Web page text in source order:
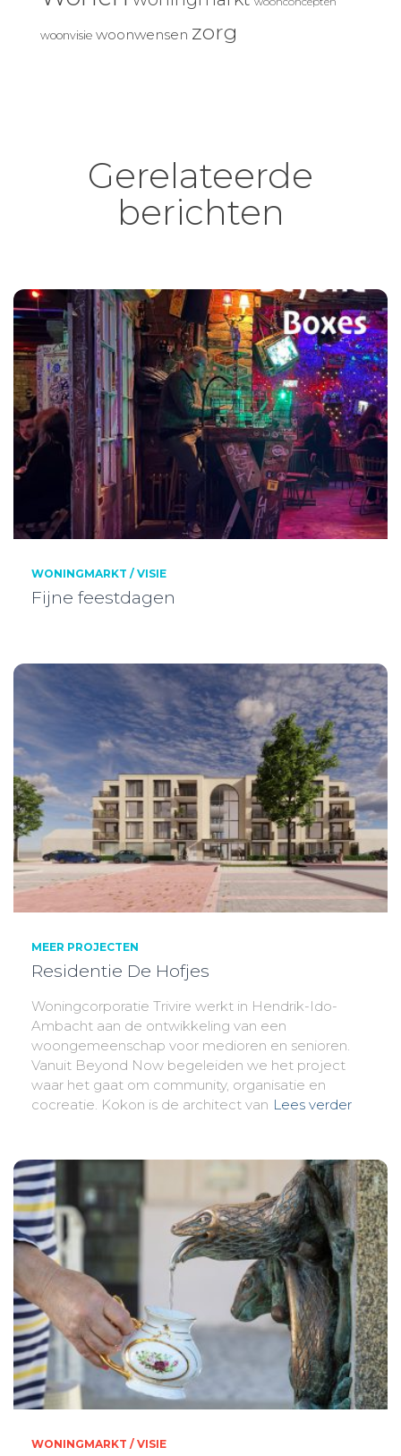
woonvisie woonwensen zorg
Gerelateerde
berichten
WONINGMARKT / VISIE
Fijne feestdagen
MEER PROJECTEN
Residentie De Hofjes
Woningcorporatie Trivire werkt in Hendrik-Ido-
Ambacht aan de ontwikkeling van een
woongemeenschap voor medioren en senioren.
Vanuit Beyond Now begeleiden we het project
waar het gaat om community, organisatie en
cocreatie. Kokon is de architect van Lees verder
WONINGMARKT / VISIE